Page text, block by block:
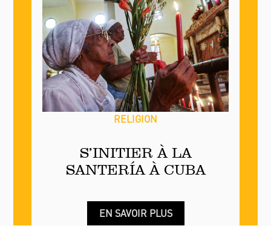
RELIGION
S’INITIER À LA
SANTERÍA À CUBA
EN SAVOIR PLUS